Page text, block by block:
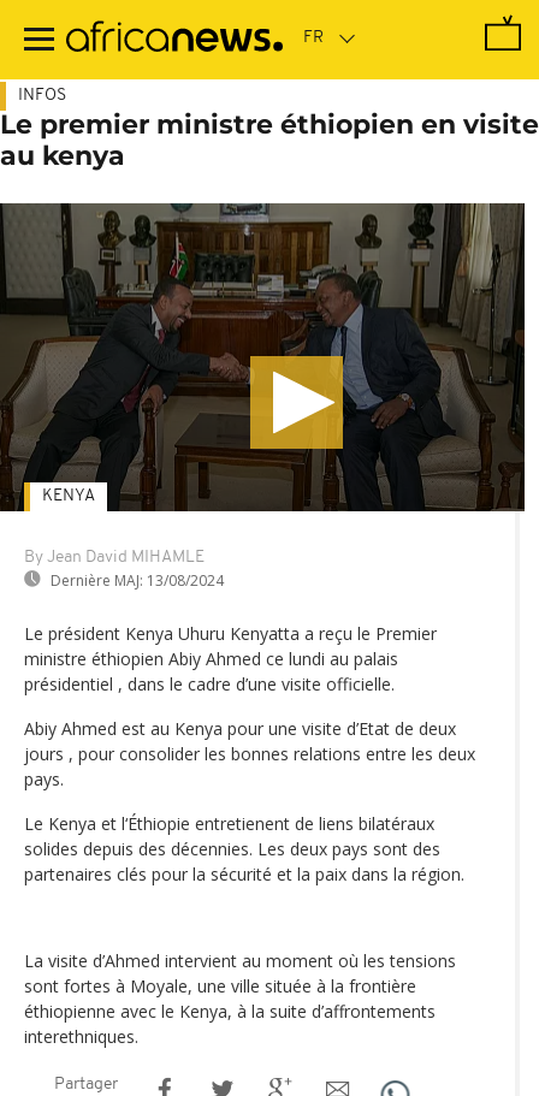
contenu
INFOS
Le premier ministre éthiopien en visite
au kenya
By Jean David MIHAMLE
Dernière MAJ: 13/08/2024
KENYA
Le président Kenya Uhuru Kenyatta a reçu le Premier
ministre éthiopien Abiy Ahmed ce lundi au palais
présidentiel , dans le cadre d’une visite officielle.
Abiy Ahmed est au Kenya pour une visite d’Etat de deux
jours , pour consolider les bonnes relations entre les deux
pays.
Le Kenya et l‘Éthiopie entretienent de liens bilatéraux
solides depuis des décennies. Les deux pays sont des
partenaires clés pour la sécurité et la paix dans la région.
La visite d’Ahmed intervient au moment où les tensions
sont fortes à Moyale, une ville située à la frontière
éthiopienne avec le Kenya, à la suite d’affrontements
interethniques.
Partager